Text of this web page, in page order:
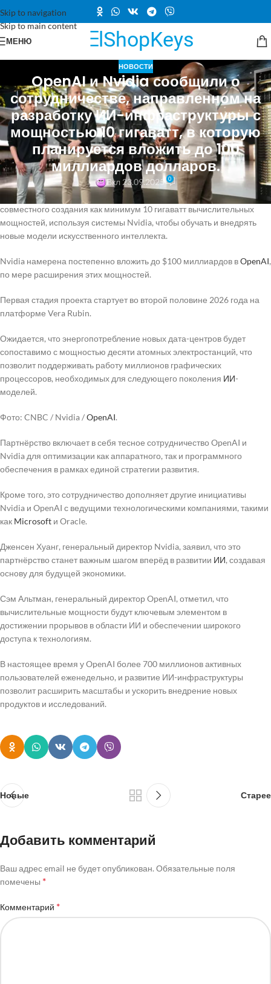
Skip to navigation
Skip to main content
МЕНЮ
НОВОСТИ
OpenAI и Nvidia сообщили о
сотрудничестве, направленном на
разработку ИИ-инфраструктуры с
мощностью 10 гигаватт, в которую
планируется вложить до 100
миллиардов долларов.
Вкл 23.09.2025 0
OpenAI и Nvidia заключили стратегическое партнёрство для
совместного создания как минимум 10 гигаватт вычислительных
мощностей, используя системы Nvidia, чтобы обучать и внедрять
новые модели искусственного интеллекта.
Nvidia намерена постепенно вложить до $100 миллиардов вOpenAI,
по мере расширения этих мощностей.
Первая стадия проекта стартует во второй половине 2026 года на
платформе Vera Rubin.
Ожидается, что энергопотребление новых дата-центров будет
сопоставимо с мощностью десяти атомных электростанций, что
позволит поддерживать работу миллионов графических
процессоров, необходимых для следующего поколения ИИ-
моделей.
Фото: CNBC / Nvidia /OpenAI.
Партнёрство включает в себя тесное сотрудничество OpenAI и
Nvidia для оптимизации как аппаратного, так и программного
обеспечения в рамках единой стратегии развития.
Кроме того, это сотрудничество дополняет другие инициативы
Nvidia и OpenAI с ведущими технологическими компаниями, такими
как Microsoft и Oracle.
Дженсен Хуанг, генеральный директор Nvidia, заявил, что это
партнёрство станет важным шагом вперёд в развитии ИИ, создавая
основу для будущей экономики.
Сэм Альтман, генеральный директор OpenAI, отметил, что
вычислительные мощности будут ключевым элементом в
достижении прорывов в области ИИ и обеспечении широкого
доступа к технологиям.
В настоящее время у OpenAI более 700 миллионов активных
пользователей еженедельно, и развитие ИИ-инфраструктуры
позволит расширить масштабы и ускорить внедрение новых
продуктов и исследований.
Новые Старее
Добавить комментарий
Ваш адрес email не будет опубликован. Обязательные поля
помечены *
Комментарий *